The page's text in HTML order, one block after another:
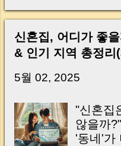
Real Risks and
Key Takeaway 혹시
신가요? “잔금일…
닌가요?” 하지만 현
습니다. 잔금일은 ‘서
이는 가장 긴장되는
중개 현장에서 겪었
시, 이체 한도에 막혀
신혼집, 어디가 좋
& 인기 지역 총정리
5월 02, 2025
"신혼집
않을까
'동네'가